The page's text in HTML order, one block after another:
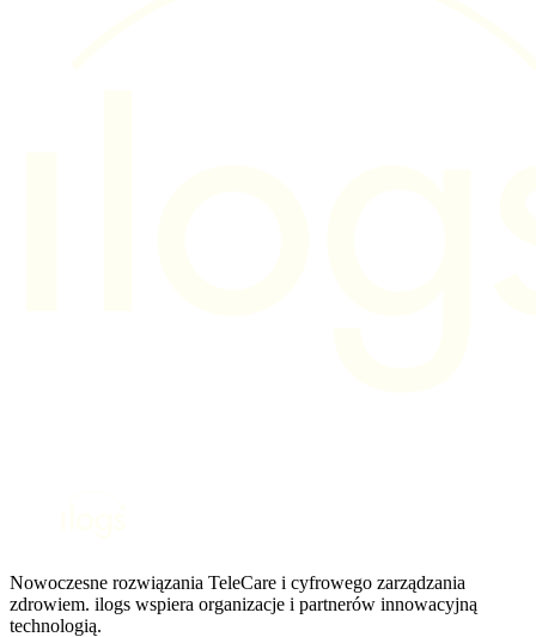
Nowoczesne rozwiązania TeleCare i cyfrowego zarządzania
zdrowiem. ilogs wspiera organizacje i partnerów innowacyjną
technologią.